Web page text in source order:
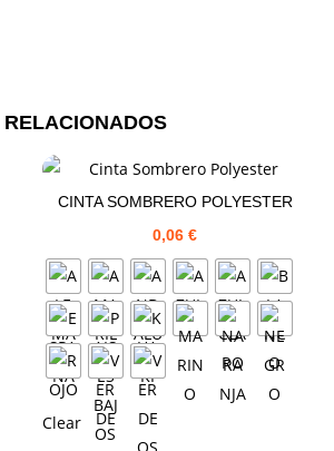
CINTA SOMBRERO POLYESTER
0,06€
Clear